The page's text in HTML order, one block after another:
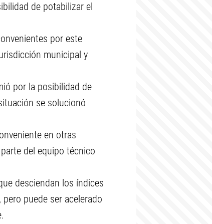
de potabilizar el
por este
municipal y
por la posibilidad de
se solucionó
en otras
del equipo técnico
desciendan los índices
puede ser acelerado